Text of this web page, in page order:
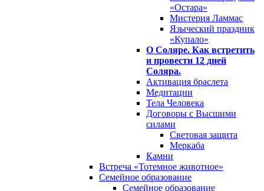
«Остара»
Мистерия Ламмас
Языческий праздник
«Купало»
О Соляре. Как встретить
и провести 12 дней
Соляра.
Активация браслета
Медитации
Тела Человека
Договоры с Высшими
силами
Световая защита
Меркаба
Камни
Встреча «Тотемное животное»
Семейное образование
Семейное образование